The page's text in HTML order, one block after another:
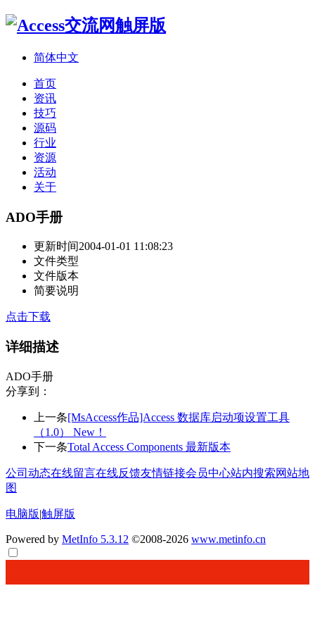
简体中文
首页
资讯
技巧
源码
行业
资源
活动
关于
ADO手册
更新时间2004-01-01 11:08:23
文件类型
文件版本
简要说明
点击下载
详细描述
ADO手册
分享到：
上一条[MsAccess作品]Access 数据库启动项设置工具
（1.0） New！
下一条Total Access Components 最新版本
公司动态在线留言在线反馈友情链接会员中心站内搜索网站地
图
电脑版|触屏版
Powered by MetInfo 5.3.12 ©2008-2026 www.metinfo.cn